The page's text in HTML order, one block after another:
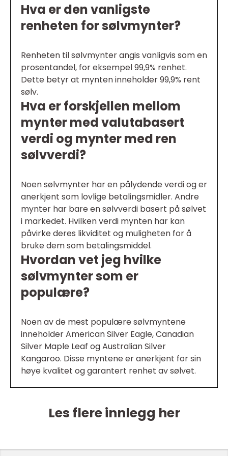
Hva er den vanligste
renheten for sølvmynter?
Renheten til sølvmynter angis vanligvis som en
prosentandel, for eksempel 99,9% renhet.
Dette betyr at mynten inneholder 99,9% rent
sølv.
Hva er forskjellen mellom
mynter med valutabasert
verdi og mynter med ren
sølvverdi?
Noen sølvmynter har en pålydende verdi og er
anerkjent som lovlige betalingsmidler. Andre
mynter har bare en sølvverdi basert på sølvet
i markedet. Hvilken verdi mynten har kan
påvirke deres likviditet og muligheten for å
bruke dem som betalingsmiddel.
Hvordan vet jeg hvilke
sølvmynter som er
populære?
Noen av de mest populære sølvmyntene
inneholder American Silver Eagle, Canadian
Silver Maple Leaf og Australian Silver
Kangaroo. Disse myntene er anerkjent for sin
høye kvalitet og garantert renhet av sølvet.
Les flere innlegg her